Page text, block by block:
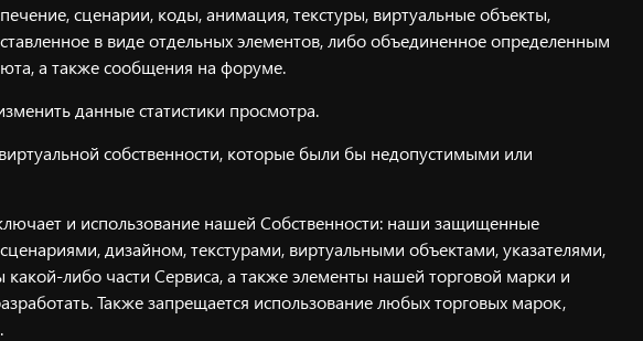
сценарии, коды, анимация, текстуры, виртуальные объекты,
в виде отдельных элементов, либо объединенное определенным
а также сообщения на форуме.
данные статистики просмотра.
собственности, которые были бы недопустимыми или
и использование нашей Собственности: наши защищенные
дизайном, текстурами, виртуальными объектами, указателями,
либо части Сервиса, а также элементы нашей торговой марки и
Также запрещается использование любых торговых марок,